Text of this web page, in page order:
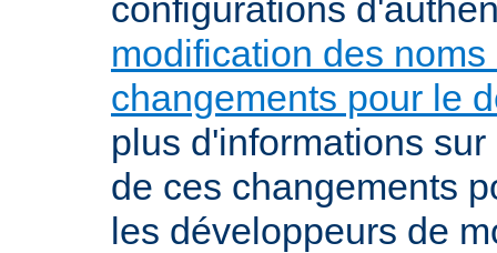
configurations
modification des
changements pour le
plus d'informations
de ces changements
les développeurs de